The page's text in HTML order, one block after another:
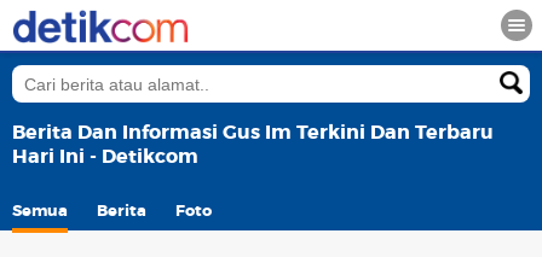
Berita Dan Informasi Gus Im Terkini Dan Terbaru
Hari Ini - Detikcom
Semua Berita Foto